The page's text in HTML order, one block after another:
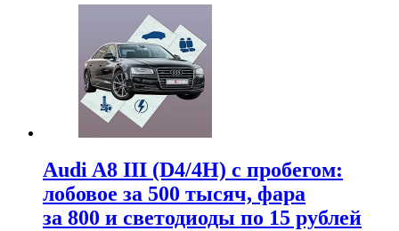
Audi A8 III (D4/4H) c пробегом:
лобовое за 500 тысяч, фара
за 800 и светодиоды по 15 рублей